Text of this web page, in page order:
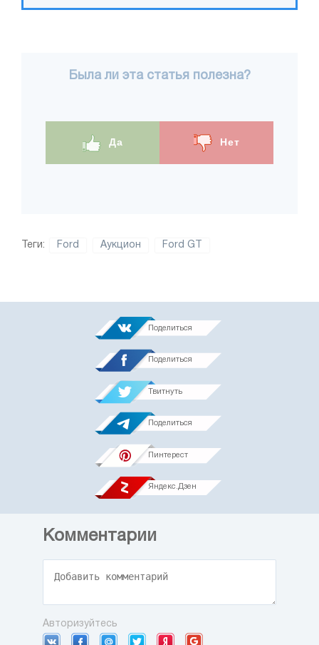
Была ли эта статья полезна?
Да Нет
Теги: Ford Аукцион Ford GT
Поделиться
Поделиться
Твитнуть
Поделиться
Пинтерест
Яндекс.Дзен
Комментарии
Авторизуйтесь